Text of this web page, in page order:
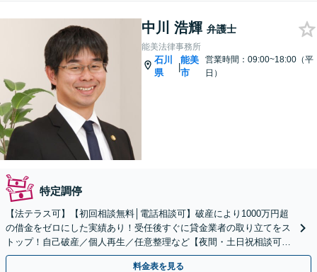
中川 浩輝 弁護士
能美法律事務所
石川
県
|
能美
市
営業時間：09:00~18:00（平
日）
特定調停
【法テラス可】【初回相談無料│電話相談可】破産により1000万円超
の借金をゼロにした実績あり！受任後すぐに貸金業者の取り立てをス
トップ！自己破産／個人再生／任意整理など【夜間・土日祝相談可】
【駐車場完備】【オンライン相談可】
料金表を見る